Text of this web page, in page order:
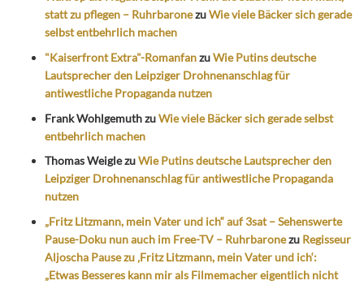
statt zu pflegen – RuhrbaronezuWie viele Bäcker sich gerade
selbst entbehrlich machen
"Kaiserfront Extra"-RomanfanzuWie Putins deutsche
Lautsprecher den Leipziger Drohnenanschlag für
antiwestliche Propaganda nutzen
Frank WohlgemuthzuWie viele Bäcker sich gerade selbst
entbehrlich machen
Thomas WeiglezuWie Putins deutsche Lautsprecher den
Leipziger Drohnenanschlag für antiwestliche Propaganda
nutzen
„Fritz Litzmann, mein Vater und ich“ auf 3sat – Sehenswerte
Pause-Doku nun auch im Free-TV – Ruhrbaronezu Regisseur
Aljoscha Pause zu ‚Fritz Litzmann, mein Vater und ich‘:
„Etwas Besseres kann mir als Filmemacher eigentlich nicht